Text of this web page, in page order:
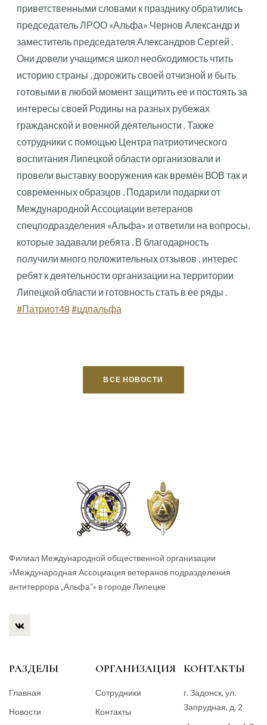
приветственными словами к празднику обратились
председатель ЛРОО «Альфа» Чернов Александр и
заместитель председателя Александров Сергей .
Они довели учащимся школ необходимость чтить
историю страны , дорожить своей отчизной и быть
готовыми в любой момент защитить ее и постоять за
интересы своей Родины на разных рубежах
гражданской и военной деятельности . Также
сотрудники с помощью Центра патриотического
воспитания Липецкой области организовали и
провели выставку вооружения как времён ВОВ так и
современных образцов . Подарили подарки от
Международной Ассоциации ветеранов
спецподразделения «Альфа» и ответили на вопросы,
которые задавали ребята . В благодарность
получили много положительных отзывов , интерес
ребят к деятельности организации на территории
Липецкой области и готовность стать в ее ряды .
#Патриот48 #цдпальфа
ВСЕ НОВОСТИ
Филиал Международной общественной организации
«Международная Ассоциация ветеранов подразделения
антитеррора „Альфа“» в городе Липецке
РАЗДЕЛЫ
Главная
Новости
ОРГАНИЗАЦИЯ
Сотрудники
Контакты
КОНТАКТЫ
г. Задонск, ул.
Запрудная, д. 2